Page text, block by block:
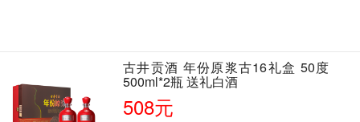
古井贡酒 年份原浆古16礼盒 50度
500ml*2瓶 送礼白酒
508元